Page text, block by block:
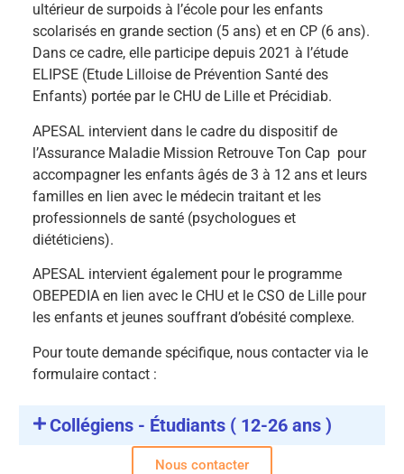
ultérieur de surpoids à l’école pour les enfants
scolarisés en grande section (5 ans) et en CP (6 ans).
Dans ce cadre, elle participe depuis 2021 à l’étude
ELIPSE (Etude Lilloise de Prévention Santé des
Enfants) portée par le CHU de Lille et Précidiab.
APESAL intervient dans le cadre du dispositif de
l’Assurance Maladie Mission Retrouve Ton Cap pour
accompagner les enfants âgés de 3 à 12 ans et leurs
familles en lien avec le médecin traitant et les
professionnels de santé (psychologues et
diététiciens).
APESAL intervient également pour le programme
OBEPEDIA en lien avec le CHU et le CSO de Lille pour
les enfants et jeunes souffrant d’obésité complexe.
Pour toute demande spécifique, nous contacter via le
formulaire contact :
Collégiens - Étudiants ( 12-26 ans )
Nous contacter